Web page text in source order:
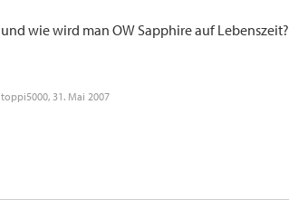
und wie wird man OW Sapphire auf Lebenszeit?
toppi5000, 31. Mai 2007